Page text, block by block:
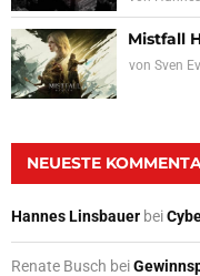
Mistfall
von Sven
NEUESTE
Hannes Linsbauer bei
Renate Busch bei